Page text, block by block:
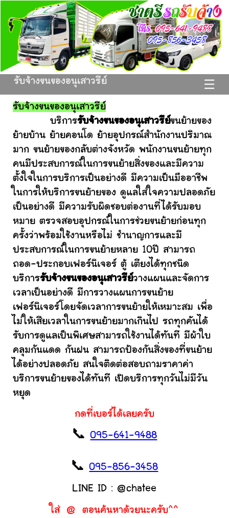
☰
รับจ้างขนของอนุเสาวรีย์
รับจ้างขนของอนุเสาวรีย์
บริการรับจ้างขนของอนุเสาวรีย์ขนย้ายของ
ย้ายบ้าน ย้ายคอนโด ย้ายอุปกรณ์สำนักงานปริมาณ
มาก ขนย้ายของกลับต่างจังหวัด พนักงานขนย้ายทุก
คนมีประสบการณ์ในการขนย้ายสิ่งของและมีความ
ตั้งใจในการบริการเป็นอย่างดี มีความเป็นมืออาชีพ
ในการให้บริการขนย้ายของ ดูแลใส่ใจความปลอดภัย
เป็นอย่างดี มีความรับผิดชอบต่องานที่ได้รับมอบ
หมาย ตรวจสอบอุปกรณ์ในการช่วยขนย้ายก่อนทุก
ครั้งว่าพร้อมใช้งานหรือไม่ ชำนาญการและมี
ประสบการณ์ในการขนย้ายหลาย 10ปี สามารถ
ถอด-ประกอบเฟอร์นิเจอร์ ตู้ เตียงได้ทุกชนิด
บริการรับจ้างขนของอนุเสาวรีย์วางแผนและจัดการ
เวลาเป็นอย่างดี มีการวางแผนการขนย้าย
เฟอร์นิเจอร์โดยจัดเวลาการขนย้ายให้เหมาะสม เพื่อ
ไม่ให้เสียเวลาในการขนย้ายมากเกินไป รถทุกคันได้
รับการดูแลเป็นพิเศษสามารถใช้งานได้ทันที มีผ้าใบ
คลุมกันแดด กันฝน สามารถป้องกันสิ่งของที่ขนย้าย
ได้อย่างปลอดภัย สนใจติดต่อสอบถามราคาค่า
บริการขนย้ายของได้ทันที เปิดบริการทุกวันไม่มีวัน
หยุด
กดที่เบอร์ได้เลยครับ
📞095-641-9488
📞095-856-3458
LINE ID : @chatee
ใส่ @ ตอนค้นหาด้วยนะครับ^^